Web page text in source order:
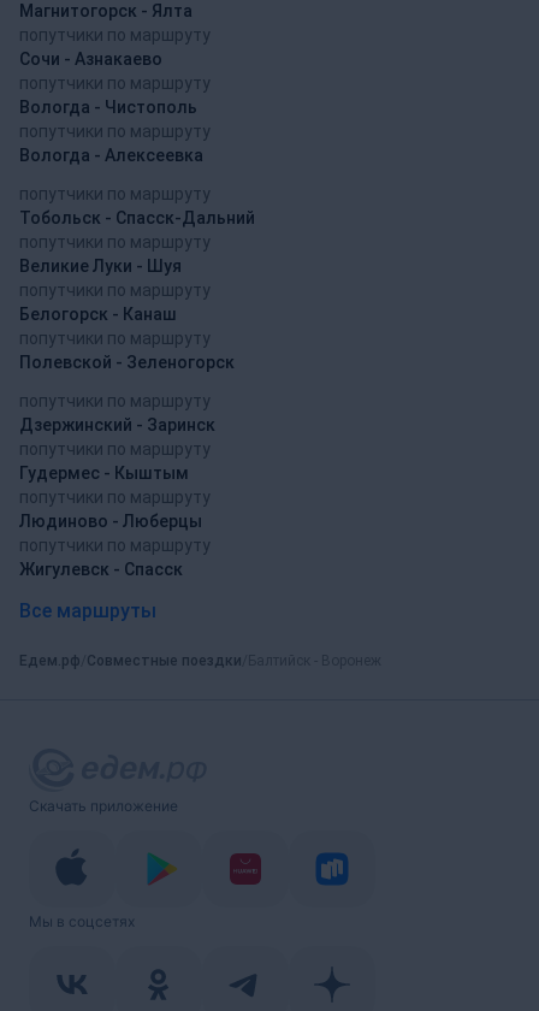
Магнитогорск - Ялта
попутчики по маршруту
Сочи - Азнакаево
попутчики по маршруту
Вологда - Чистополь
попутчики по маршруту
Вологда - Алексеевка
попутчики по маршруту
Тобольск - Спасск-Дальний
попутчики по маршруту
Великие Луки - Шуя
попутчики по маршруту
Белогорск - Канаш
попутчики по маршруту
Полевской - Зеленогорск
попутчики по маршруту
Дзержинский - Заринск
попутчики по маршруту
Гудермес - Кыштым
попутчики по маршруту
Людиново - Люберцы
попутчики по маршруту
Жигулевск - Спасск
Все маршруты
Едем.рф Совместные поездки
Скачать приложение
Мы в соцсетях